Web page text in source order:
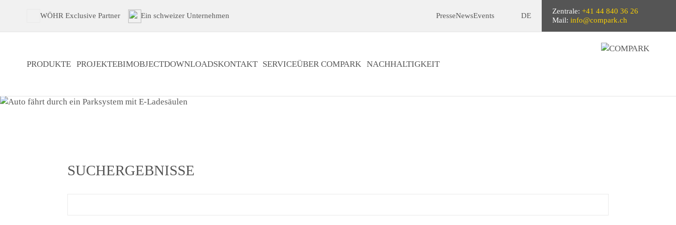
WÖHR Exclusive Partner Ein schweizer Unternehmen PresseNewsEvents DE
Zentrale:+41 44 840 36 26
Mail:info@compark.ch
PRODUKTE PROJEKTEBIMOBJECTDOWNLOADSKONTAKT SERVICEÜBER COMPARK NACHHALTIGKEIT
SUCHERGEBNISSE